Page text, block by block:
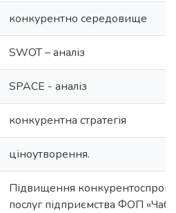
конкурентно середовище
SWOT – аналіз
SPACE - аналіз
конкурентна стратегія
ціноутворення.
Підвищення
послуг підприємства ФОП